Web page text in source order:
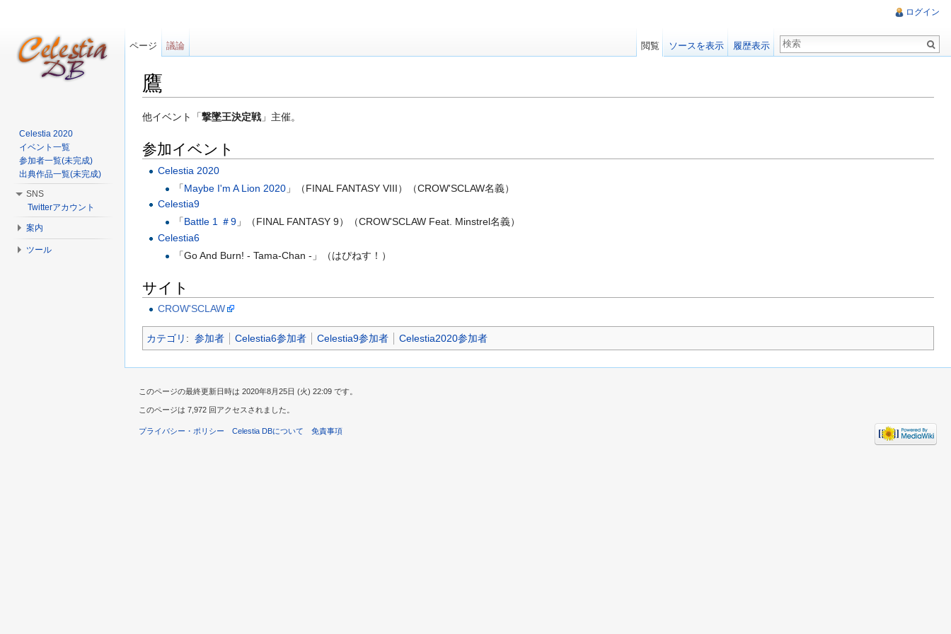
鷹
他イベント「撃墜王決定戦 」主催。
参加イベント
Celestia 2020
「Maybe I'm A Lion 2020」（FINAL FANTASY VIII）（CROW'SCLAW名義）
Celestia9
「Battle 1 ＃9」（FINAL FANTASY 9）（CROW'SCLAW Feat. Minstrel名義）
Celestia6
「Go And Burn! - Tama-Chan -」（はぴねす！）
サイト
CROW'SCLAW
カテゴリ : 参加者 Celestia6参加者 Celestia9参加者 Celestia2020参加者
ログイン
ページ 議論 閲覧 ソースを表示 履歴表示
Celestia 2020
イベント一覧
参加者一覧(未完成)
出典作品一覧(未完成)
SNS
Twitterアカウント
案内
ツール
このページの最終更新日時は 2020年8月25日 (火) 22:09 です。
このページは 7,972 回アクセスされました。
プライバシー・ポリシー Celestia DBについて 免責事項